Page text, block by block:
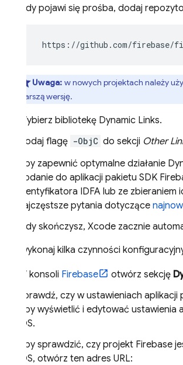
Gdy pojawi się prośba, dodaj
https://github.com/firebase/
Uwaga: w nowych projektach należy
starszą wersję.
Wybierz bibliotekę Dynamic Links.
Dodaj flagę -ObjC do sekcji Other
Aby zapewnić optymalne działanie
dodanie do aplikacji pakietu SDK
identyfikatora IDFA lub ze
najczęstsze pytania dotyczące
Gdy skończysz, Xcode zacznie
Teraz wykonaj kilka czynności
W konsoli Firebase otwórz sekcję
Sprawdź, czy w ustawieniach
Aby wyświetlić i edytować
iOS.
Aby sprawdzić, czy projekt Firebase
iOS, otwórz ten adres URL: